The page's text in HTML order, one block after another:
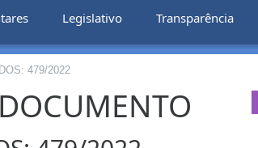
Legislativo Transparência
479/2022